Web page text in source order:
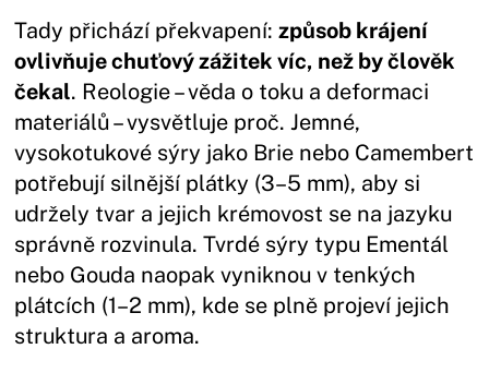
Tady přichází překvapení:způsob krájení
ovlivňuje chuťový zážitek víc, než by člověk
čekal. Reologie – věda o toku a deformaci
materiálů – vysvětluje proč. Jemné,
vysokotukové sýry jako Brie nebo Camembert
potřebují silnější plátky (3–5 mm), aby si
udržely tvar a jejich krémovost se na jazyku
správně rozvinula. Tvrdé sýry typu Ementál
nebo Gouda naopak vyniknou v tenkých
plátcích (1–2 mm), kde se plně projeví jejich
struktura a aroma.